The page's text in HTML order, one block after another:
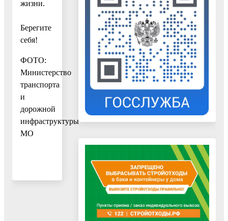
жизни.
Берегите
себя!
ФОТО:
Министерство
транспорта
и
дорожной
инфраструктуры
МО